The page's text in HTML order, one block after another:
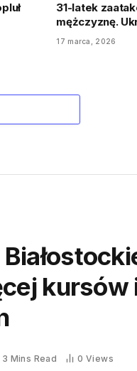
31-latek
mężczyznę.
17 marca, 2026
kursów
3 Mins Read 0Views